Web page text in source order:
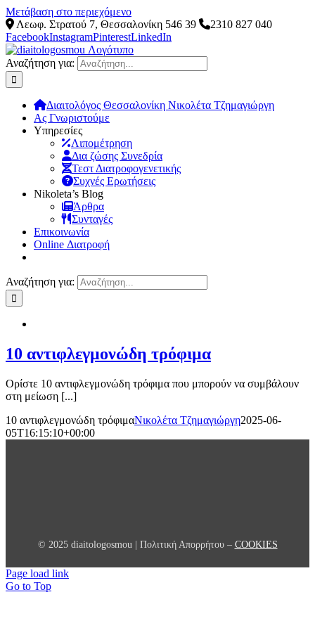
Μετάβαση στο περιεχόμενο
Λεωφ. Στρατού 7, Θεσσαλονίκη 546 39
2310 827 040
FacebookInstagramPinterestLinkedIn
Αναζήτηση για:
Διαιτολόγος Θεσσαλονίκη Νικολέτα Τζημαγιώργη
Ας Γνωριστούμε
Υπηρεσίες
Λιπομέτρηση
Δια ζώσης Συνεδρία
Τεστ Διατροφογενετικής
Συχνές Ερωτήσεις
Νikoleta’s Blog
Άρθρα
Συνταγές
Επικοινωνία
Online Διατροφή
Αναζήτηση για:
10 αντιφλεγμονώδη τρόφιμα
Ορίστε 10 αντιφλεγμονώδη τρόφιμα που μπορούν να συμβάλουν
στη μείωση [...]
10 αντιφλεγμονώδη τρόφιμαΝικολέτα Τζημαγιώργη2025-06-
05T16:15:10+00:00
© 2025 diaitologosmou | Πολιτική Απορρήτου – COOKIES
Page load link
Go to Top